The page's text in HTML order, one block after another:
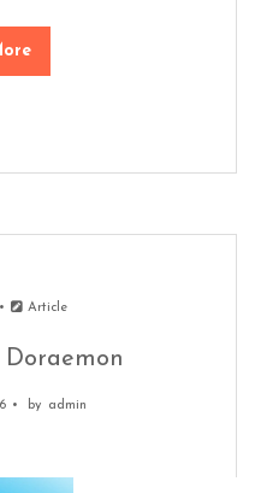
Article
Doraemon
by admin